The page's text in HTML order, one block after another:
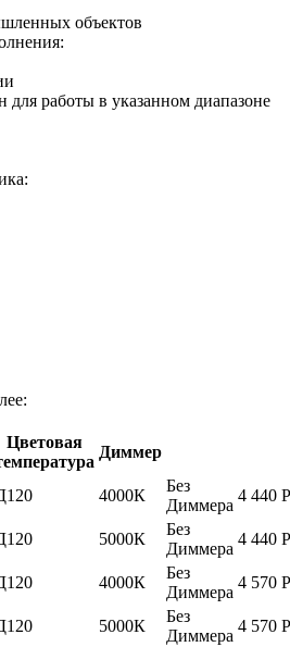
объектов
для работы в указанном диапазоне
Цветовая
Диммер
4000К
Без
Диммера
4 440 Р
5000К
Без
Диммера
4 440 Р
4000К
Без
Диммера
4 570 Р
5000К
Без
Диммера
4 570 Р